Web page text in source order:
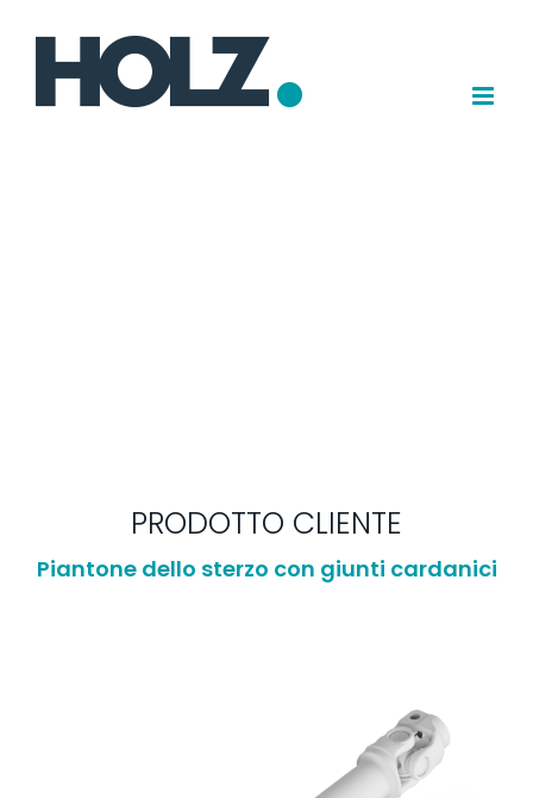
contenuto
PRODOTTO CLIENTE
Piantone dello sterzo con giunti cardanici